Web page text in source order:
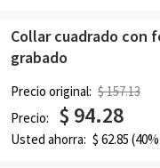
Collar cuadrado con
grabado
Precio original: $ 157.13
Precio:
$ 94.28
Usted ahorra: $ 62.85